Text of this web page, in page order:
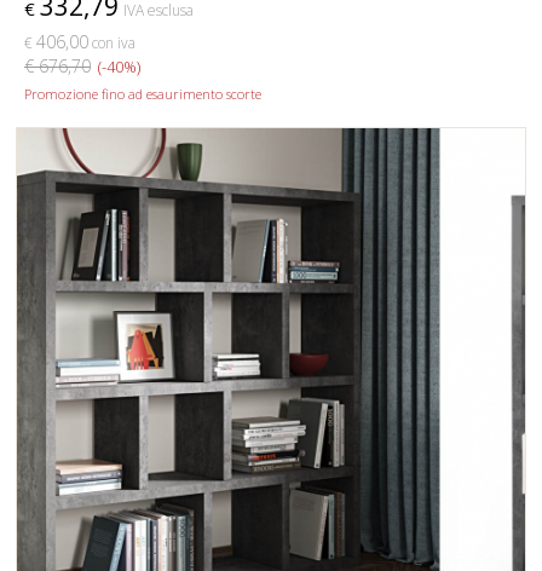
€
IVA esclusa
€ 406,00con iva
€ 676,70 (-40%)
Promozione fino ad esaurimento scorte